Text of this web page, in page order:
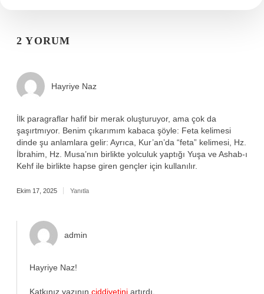
2 YORUM
Hayriye Naz
İlk paragraflar hafif bir merak oluşturuyor, ama çok da
şaşırtmıyor. Benim çıkarımım kabaca şöyle: Feta kelimesi
dinde şu anlamlara gelir: Ayrıca, Kur’an’da “feta” kelimesi, Hz.
İbrahim, Hz. Musa’nın birlikte yolculuk yaptığı Yuşa ve Ashab-ı
Kehf ile birlikte hapse giren gençler için kullanılır.
Ekim 17, 2025 Yanıtla
admin
Hayriye Naz!
Katkınız yazının ciddiyetini artırdı.